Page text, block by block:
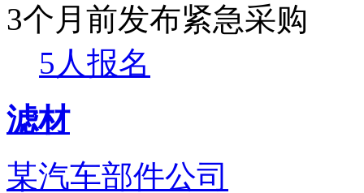
3个月前发布紧急采购
5人报名
滤材
某汽车部件公司